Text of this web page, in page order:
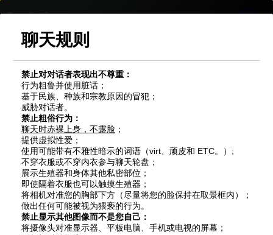
Онлайн:0 anon
聊天规则
禁止对对话者表现出不尊重：
行为粗鲁并使用脏话；
基于民族、种族和宗教原因的冒犯；
威胁对话者。
禁止粗俗行为：
聊天时赤裸上身，不露脸 ；
提供虚拟性爱；
使用可能带有不雅性暗示的词语（virt、顽皮和 ETC。）;
不穿衣服或不穿内衣参与聊天轮盘；
展示生殖器和身体其他私密部位；
即使隔着衣服也可以触摸生殖器；
将相机对准您的胸部下方（尽量将您的脸保持在取景框内）；
做出任何可能被视为猥亵的行为。
禁止显示其他图像而不是您自己：
将摄像头对准显示器、平板电脑、手机或电视的屏幕；